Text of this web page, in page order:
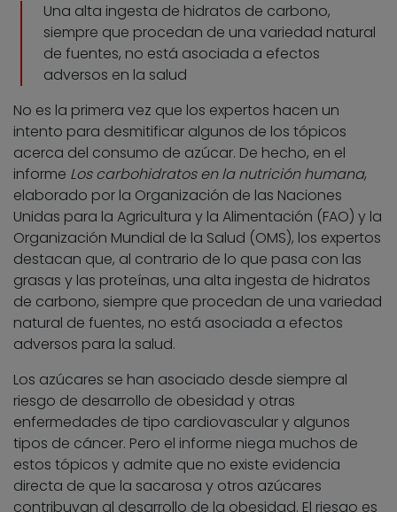
Una alta ingesta de hidratos de carbono,
siempre que procedan de una variedad natural
de fuentes, no está asociada a efectos
adversos en la salud
No es la primera vez que los expertos hacen un
intento para desmitificar algunos de los tópicos
acerca del consumo de azúcar. De hecho, en el
informe Los carbohidratos en la nutrición humana,
elaborado por la Organización de las Naciones
Unidas para la Agricultura y la Alimentación (FAO) y la
Organización Mundial de la Salud (OMS), los expertos
destacan que, al contrario de lo que pasa con las
grasas y las proteínas, una alta ingesta de hidratos
de carbono, siempre que procedan de una variedad
natural de fuentes, no está asociada a efectos
adversos para la salud.
Los azúcares se han asociado desde siempre al
riesgo de desarrollo de obesidad y otras
enfermedades de tipo cardiovascular y algunos
tipos de cáncer. Pero el informe niega muchos de
estos tópicos y admite que no existe evidencia
directa de que la sacarosa y otros azúcares
contribuyan al desarrollo de la obesidad. El riesgo es